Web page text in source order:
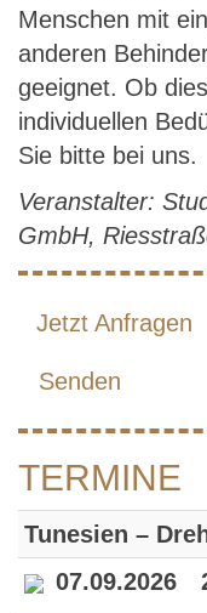
Menschen mit
anderen
geeignet. Ob
individuellen
Sie bitte bei uns.
Veranstalter:
GmbH,
Jetzt Anfragen
Senden
TERMINE
Tunesien –
07.09.2026